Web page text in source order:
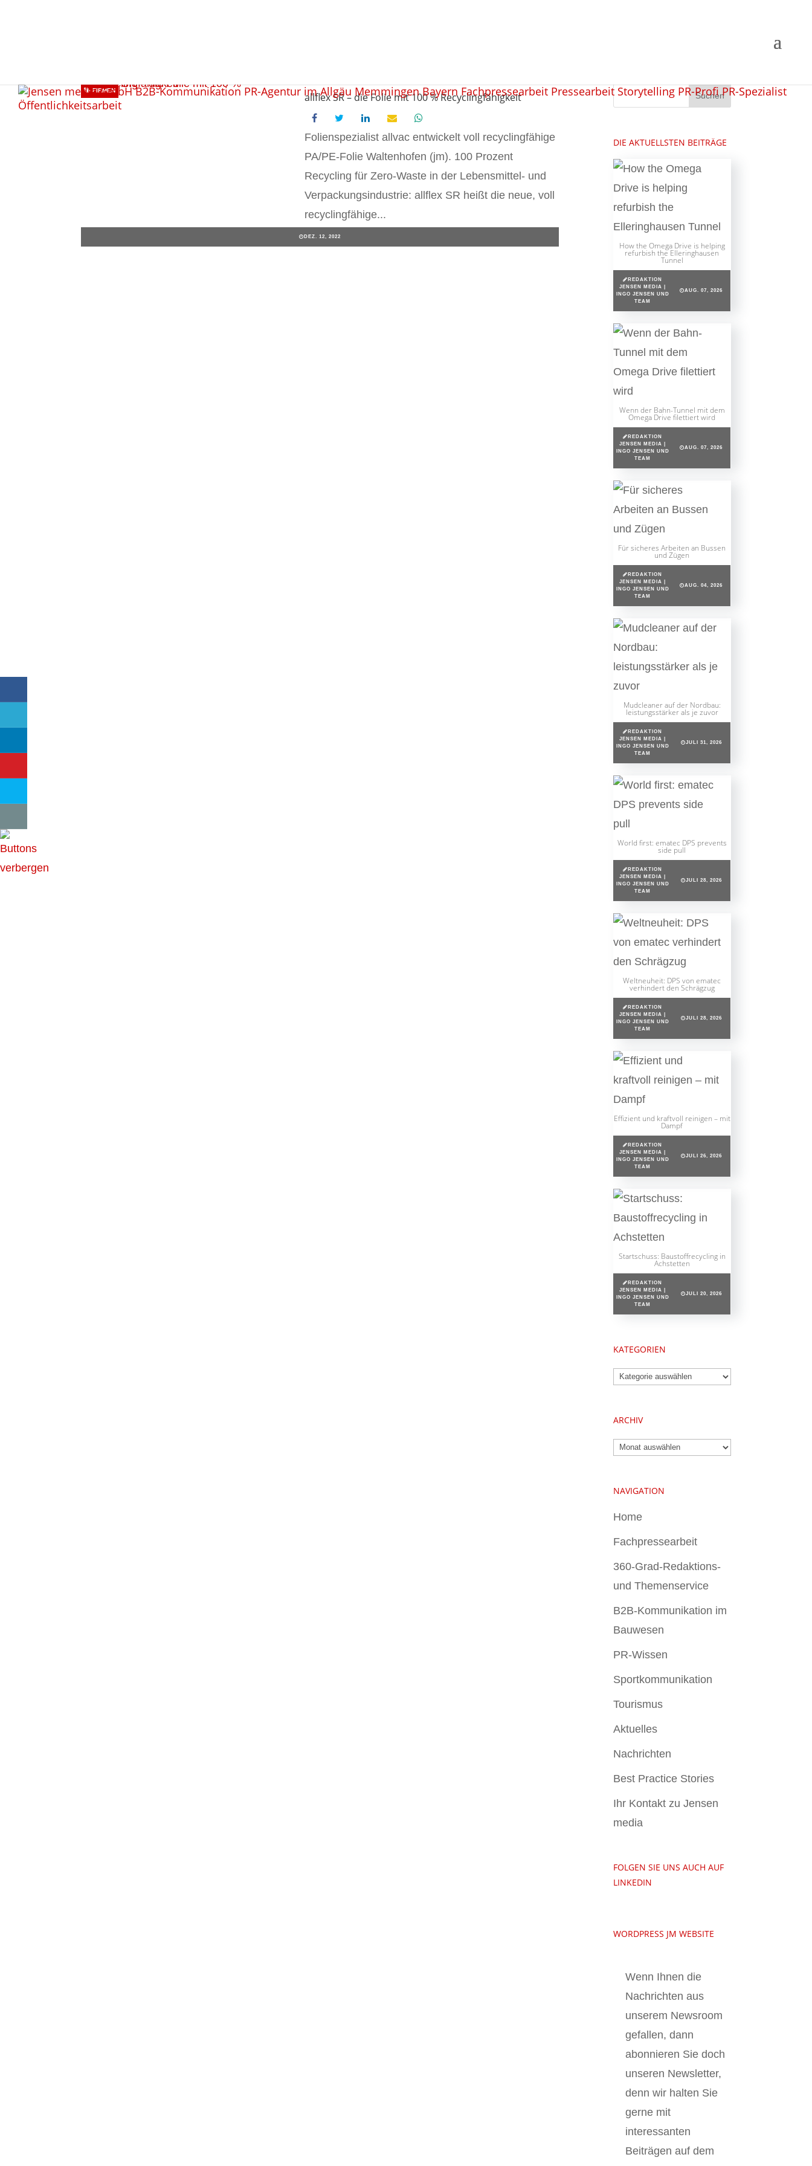
allflex SR – die Folie mit 100 % Recyclingfähigkeit
FIRMEN
Folienspezialist allvac entwickelt voll recyclingfähige
PA/PE-Folie Waltenhofen (jm). 100 Prozent
Recycling für Zero-Waste in der Lebensmittel- und
Verpackungsindustrie: allflex SR heißt die neue, voll
recyclingfähige...
DEZ. 12, 2022
DIE AKTUELLSTEN BEITRÄGE
How the Omega Drive is helping
refurbish the Elleringhausen
Tunnel
REDAKTION
JENSEN MEDIA |
INGO JENSEN UND
TEAM
AUG. 07, 2026
Wenn der Bahn-Tunnel mit dem
Omega Drive filettiert wird
REDAKTION
JENSEN MEDIA |
INGO JENSEN UND
TEAM
AUG. 07, 2026
Für sicheres Arbeiten an Bussen
und Zügen
REDAKTION
JENSEN MEDIA |
INGO JENSEN UND
TEAM
AUG. 04, 2026
Mudcleaner auf der Nordbau:
leistungsstärker als je zuvor
REDAKTION
JENSEN MEDIA |
INGO JENSEN UND
TEAM
JULI 31, 2026
World first: ematec DPS prevents
side pull
REDAKTION
JENSEN MEDIA |
INGO JENSEN UND
TEAM
JULI 28, 2026
Weltneuheit: DPS von ematec
verhindert den Schrägzug
REDAKTION
JENSEN MEDIA |
INGO JENSEN UND
TEAM
JULI 28, 2026
Effizient und kraftvoll reinigen – mit
Dampf
REDAKTION
JENSEN MEDIA |
INGO JENSEN UND
TEAM
JULI 26, 2026
Startschuss: Baustoffrecycling in
Achstetten
REDAKTION
JENSEN MEDIA |
INGO JENSEN UND
TEAM
JULI 20, 2026
KATEGORIEN
Kategorien
ARCHIV
Archiv
NAVIGATION
Home
Fachpressearbeit
360-Grad-Redaktions-
und Themenservice
B2B-Kommunikation im
Bauwesen
PR-Wissen
Sportkommunikation
Tourismus
Aktuelles
Nachrichten
Best Practice Stories
Ihr Kontakt zu Jensen
media
FOLGEN SIE UNS AUCH AUF
LINKEDIN
WORDPRESS JM WEBSITE
Wenn Ihnen die
Nachrichten aus
unserem Newsroom
gefallen, dann
abonnieren Sie doch
unseren Newsletter,
denn wir halten Sie
gerne mit
interessanten
Beiträgen auf dem